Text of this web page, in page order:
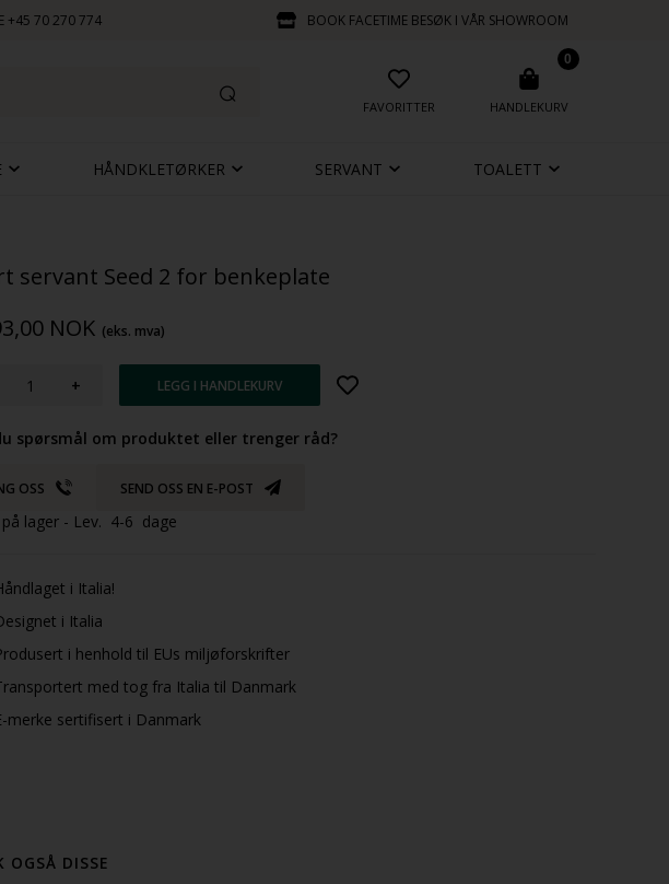
+45 70 270 774 BOOK FACETIME BESØK I VÅR SHOWROOM
FAVORITTER
0
HANDLEKURV
HÅNDKLETØRKER SERVANT TOALETT
servant Seed 2 for benkeplate
NOK (eks. mva)
+
du spørsmål om produktet eller trenger råd?
OSS SEND OSS EN E-POST
på lager - Lev. 4-6 dage
i Italia!
i Italia
i henhold til EUs miljøforskrifter
med tog fra Italia til Danmark
merke sertifisert i Danmark
OGSÅ DISSE